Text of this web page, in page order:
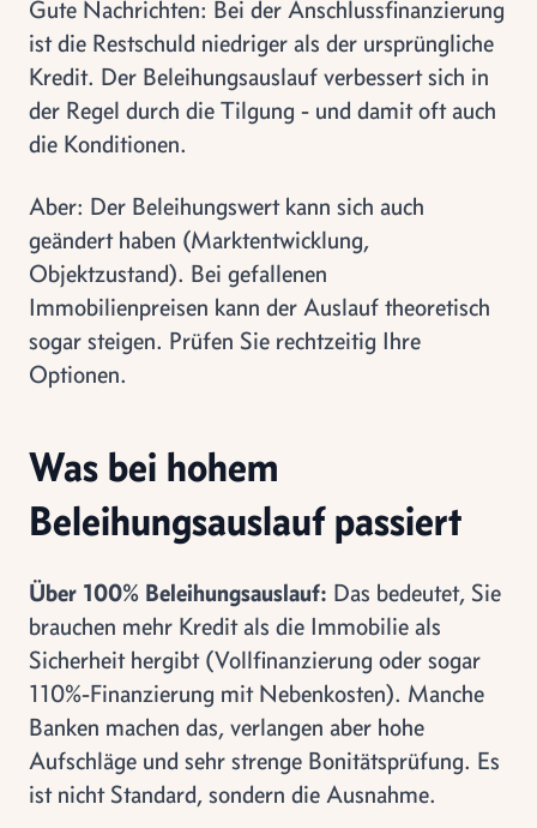
Gute Nachrichten: Bei der Anschlussfinanzierung
ist die Restschuld niedriger als der ursprüngliche
Kredit. Der Beleihungsauslauf verbessert sich in
der Regel durch die Tilgung - und damit oft auch
die Konditionen.
Aber: Der Beleihungswert kann sich auch
geändert haben (Marktentwicklung,
Objektzustand). Bei gefallenen
Immobilienpreisen kann der Auslauf theoretisch
sogar steigen. Prüfen Sie rechtzeitig Ihre
Optionen.
Was bei hohem
Beleihungsauslauf passiert
Über 100% Beleihungsauslauf: Das bedeutet, Sie
brauchen mehr Kredit als die Immobilie als
Sicherheit hergibt (Vollfinanzierung oder sogar
110%-Finanzierung mit Nebenkosten). Manche
Banken machen das, verlangen aber hohe
Aufschläge und sehr strenge Bonitätsprüfung. Es
ist nicht Standard, sondern die Ausnahme.